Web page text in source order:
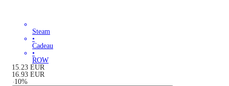
Steam
•
Cadeau
•
ROW
15.23 EUR
16.93 EUR
-10%